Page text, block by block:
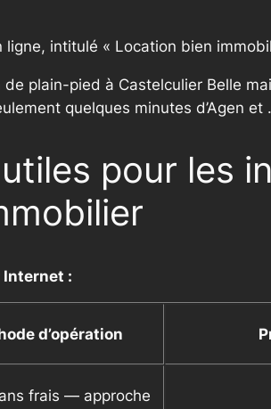
ligne, intitulé « Location bien
de plain-pied à Castelculier Belle
quelques minutes d’Agen et
pour les
Internet :
d’opération
frais — approche